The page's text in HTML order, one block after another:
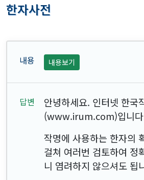
한자사전
내용보기
안녕하세요. 인터넷 한국
(www.irum.com)입니
작명에 사용하는 한자의
걸쳐 여러번 검토하여 정
니 염려하지 않으셔도 됩